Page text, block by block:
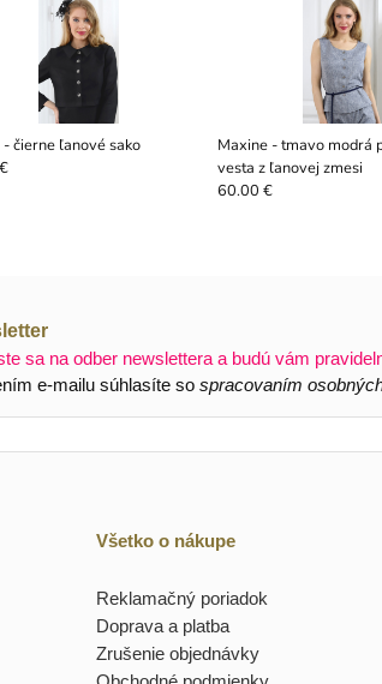
- čierne ľanové sako
Maxine - tmavo modrá
vesta z ľanovej zmesi
60.00 €
sa na odber newslettera a budú vám
e-mailu súhlasíte so spracovaním
Všetko o nákupe
Reklamačný poriadok
Doprava a platba
Zrušenie objednávky